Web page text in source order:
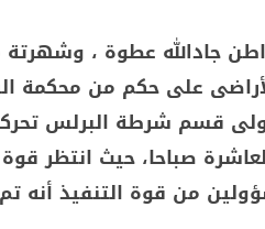
جادالله عطوة ،
على حكم من محكمة
قسم شرطة البرلس
من قوة التنفيذ أنه